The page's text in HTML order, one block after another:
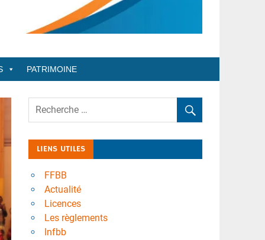
PATRIMOINE
LIENS UTILES
FFBB
Actualité
Licences
Les règlements
Infbb